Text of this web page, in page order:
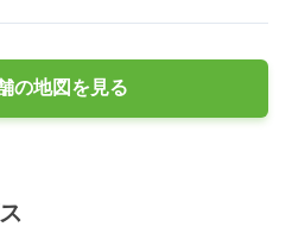
の地図を見る